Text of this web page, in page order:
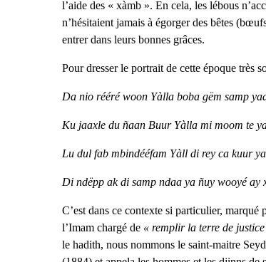
l’aide des « xàmb ». En cela, les lébous
n’hésitaient jamais à égorger des bêtes
entrer dans leurs bonnes grâces.
Pour dresser le portrait de cette époque très
Da nio rééré woon Yàlla boba gëm samp
Ku jaaxle du ñaan Buur Yàlla mi moom te
Lu dul fab mbindééfam Yàll di rey ca kuur
Di ndëpp ak di samp ndaa ya ñuy wooyé ay
C’est dans ce contexte si particulier,
l’Imam chargé de « remplir la terre de
le hadith, nous nommons le saint-maitre